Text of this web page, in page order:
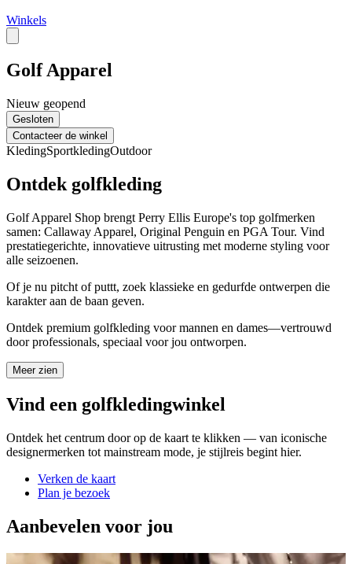
Winkels
Golf Apparel
Nieuw geopend
Gesloten
Contacteer de winkel
KledingSportkledingOutdoor
Ontdek golfkleding
Golf Apparel Shop brengt Perry Ellis Europe's top golfmerken
samen: Callaway Apparel, Original Penguin en PGA Tour. Vind
prestatiegerichte, innovatieve uitrusting met moderne styling voor
alle seizoenen.
Of je nu pitcht of puttt, zoek klassieke en gedurfde ontwerpen die
karakter aan de baan geven.
Ontdek premium golfkleding voor mannen en dames—vertrouwd
door professionals, speciaal voor jou ontworpen.
Meer zien
Vind een golfkledingwinkel
Ontdek het centrum door op de kaart te klikken — van iconische
designermerken tot mainstream mode, je stijlreis begint hier.
Verken de kaart
Plan je bezoek
Aanbevelen voor jou